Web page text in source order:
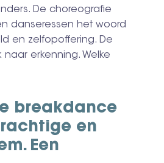
De choreografie
danseressen het woord
en zelfopoffering. De
erkenning. Welke
breakdance
en
Een